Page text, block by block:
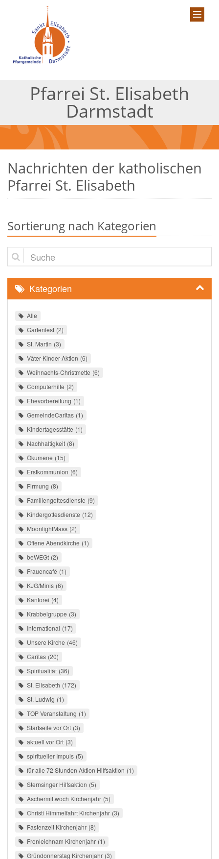
Pfarrei St. Elisabeth
Darmstadt
Nachrichten der katholischen
Pfarrei St. Elisabeth
Sortierung nach Kategorien
Suche
Kategorien
Alle
Gartenfest 2
St. Martin 3
Väter-Kinder-Aktion 6
Weihnachts-Christmette 6
Computerhilfe 2
Ehevorbereitung 1
GemeindeCaritas 1
Kindertagesstätte 1
Nachhaltigkeit 8
Ökumene 15
Erstkommunion 6
Firmung 8
Familiengottesdienste 9
Kindergottesdienste 12
MoonlightMass 2
Offene Abendkirche 1
beWEGt 2
Frauencafé 1
KJG/Minis 6
Kantorei 4
Krabbelgruppe 3
International 17
Unsere Kirche 46
Caritas 20
Spiritualität 36
St. Elisabeth 172
St. Ludwig 1
TOP Veranstaltung 1
Startseite vor Ort 3
aktuell vor Ort 3
spiritueller Impuls 5
für alle 72 Stunden Aktion Hilfsaktion 1
Sternsinger Hilfsaktion 5
Aschermittwoch Kirchenjahr 5
Christi Himmelfahrt Kirchenjahr 3
Fastenzeit Kirchenjahr 8
Fronleichnam Kirchenjahr 1
Gründonnerstag Kirchenjahr 3